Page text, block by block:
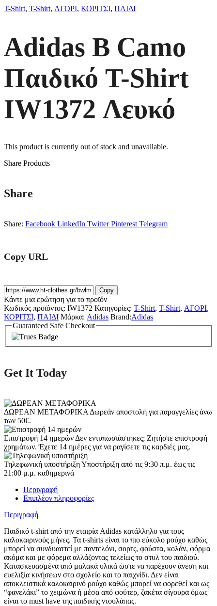
T-Shirt, T-Shirt, ΑΓΟΡΙ, ΚΟΡΙΤΣΙ, ΠΑΙΔΙ
Adidas B Camo
Παιδικό T-Shirt
IW1372 Λευκό
This product is currently out of stock and unavailable.
Share Products
Share
Share: Facebook LinkedIn Twitter Pinterest Telegram
Copy URL
Copy
Κάντε μια ερώτηση για το προϊόν
Κωδικός προϊόντος: IW1372 Κατηγορίες: T-Shirt, T-Shirt, ΑΓΟΡΙ,
ΚΟΡΙΤΣΙ, ΠΑΙΔΙ Μάρκα: Adidas Brand:Adidas
Guaranteed Safe Checkout
Get It Today
ΔΩΡΕΑΝ ΜΕΤΑΦΟΡΙΚΑ Δωρεάν αποστολή για παραγγελίες άνω
των 50€.
Επιστροφή 14 ημερών Δεν εντυπωσιάστηκες; Ζητήστε επιστροφή
χρημάτων. Έχετε 14 ημέρες για να ραγίσετε τις καρδιές μας.
Τηλεφωνική υποστήριξηΥποστήριξη από τις 9:30 π.μ. έως τις
21:00 μ.μ. καθημερινά
Περιγραφή
Επιπλέον πληροφορίες
Περιγραφή
Παιδικό t-shirt από την εταιρία Adidas κατάλληλο για τους
καλοκαιρινούς μήνες. Τα t-shirts είναι το πιο εύκολο ρούχο καθώς
μπορεί να συνδυαστεί με παντελόνι, σορτς, φούστα, κολάν, φόρμα
ακόμα και με φόρεμα αλλάζοντας τελείως το στυλ του παιδιού.
Κατασκευασμένα από μαλακά υλικά ώστε να παρέχουν άνεση και
ευελιξία κινήσεων στο σχολείο και το παιχνίδι. Δεν είναι
αποκλειστικά καλοκαιρινό ρούχο καθώς μπορεί να φορεθεί και ως
“φανελάκι” το χειμώνα ή μέσα από φούτερ, ζακέτα σίγουρα όμως
είναι το must have της παιδικής ντουλάπας.